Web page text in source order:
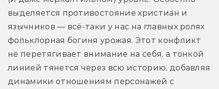
выделяется противостояние христиан и
язычников — всё-таки у нас на главных ролях
фольклорная богиня урожая. Этот конфликт
не перетягивает внимание на себя, а тонкой
линией тянется через всю историю, добавляя
динамики отношениям персонажей с